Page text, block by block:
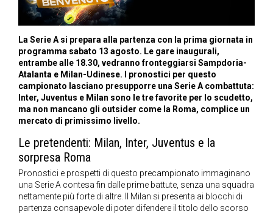
La Serie A si prepara alla partenza con la prima giornata in
programma sabato 13 agosto. Le gare inaugurali,
entrambe alle 18.30, vedranno fronteggiarsi Sampdoria-
Atalanta e Milan-Udinese. I pronostici per questo
campionato lasciano presupporre una Serie A combattuta:
Inter, Juventus e Milan sono le tre favorite per lo scudetto,
ma non mancano gli outsider come la Roma, complice un
mercato di primissimo livello.
Le pretendenti: Milan, Inter, Juventus e la
sorpresa Roma
Pronostici e prospetti di questo precampionato immaginano
una Serie A contesa fin dalle prime battute, senza una squadra
nettamente più forte di altre. Il Milan si presenta ai blocchi di
partenza consapevole di poter difendere il titolo dello scorso